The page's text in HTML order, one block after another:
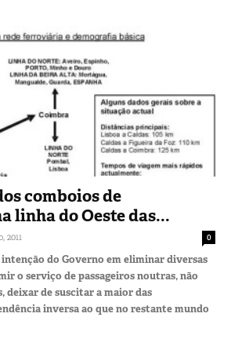
comboios de
linha do Oeste das...
2011 0
do Governo em eliminar diversas
o serviço de passageiros noutras, não
deixar de suscitar a maior das
inversa ao que no restante mundo